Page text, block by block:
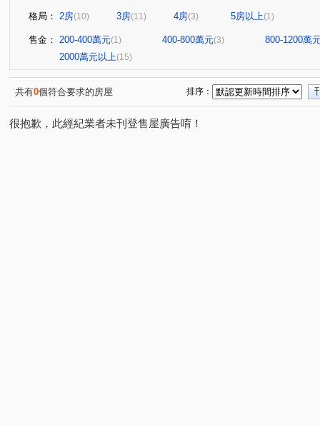
格局： 2房(10) 3房(11) 4房(3) 5房以上(1)
售金： 200-400萬元(1) 400-800萬元(3)
800-1200萬
2000萬元以上(15)
共有0個符合要求的房屋 排序：
很抱歉，此經紀業者未刊登售屋廣告唷！